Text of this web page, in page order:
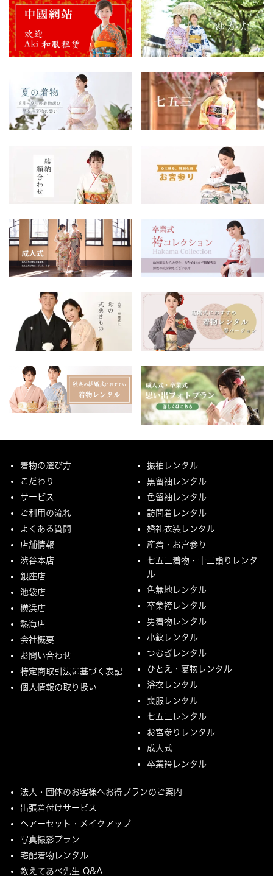
着物の選び方
こだわり
サービス
ご利用の流れ
よくある質問
店舗情報
渋谷本店
銀座店
池袋店
横浜店
熱海店
会社概要
お問い合わせ
特定商取引法に基づく表記
個人情報の取り扱い
振袖レンタル
黒留袖レンタル
色留袖レンタル
訪問着レンタル
婚礼衣装レンタル
産着・お宮参り
七五三着物・十三詣りレンタ
ル
色無地レンタル
卒業袴レンタル
男着物レンタル
小紋レンタル
つむぎレンタル
ひとえ・夏物レンタル
浴衣レンタル
喪服レンタル
七五三レンタル
お宮参りレンタル
成人式
卒業袴レンタル
法人・団体のお客様へお得プランのご案内
出張着付けサービス
ヘアーセット・メイクアップ
写真撮影プラン
宅配着物レンタル
教えてあべ先生 Q&A